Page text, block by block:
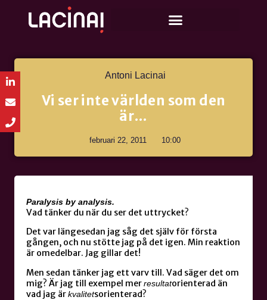
Antoni Lacinai
Vi ser inte världen som den
är…
februari 22, 2011 10:00
Paralysis by analysis.
Vad tänker du när du ser det uttrycket?
Det var längesedan jag såg det själv för första
gången, och nu stötte jag på det igen. Min reaktion
är omedelbar. Jag gillar det!
Men sedan tänker jag ett varv till. Vad säger det om
mig? Är jag till exempel merresultatorienterad än
vad jag ärkvalitetsorienterad?